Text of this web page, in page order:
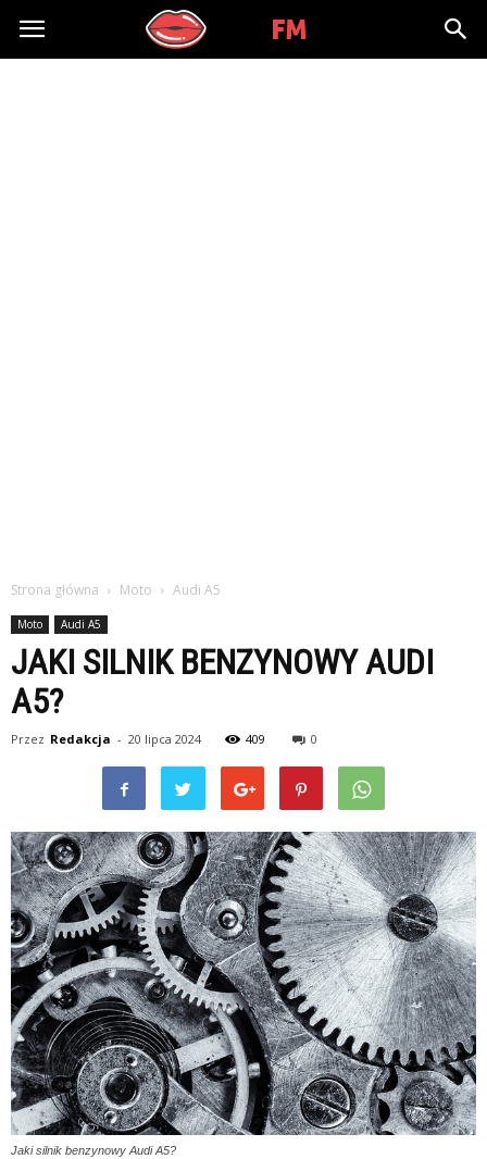
Kissfm.pl
Strona główna Moto Audi A5
Moto Audi A5
JAKI SILNIK BENZYNOWY AUDI
A5?
Przez Redakcja - 20 lipca 2024 409 0
Jaki silnik benzynowy Audi A5?